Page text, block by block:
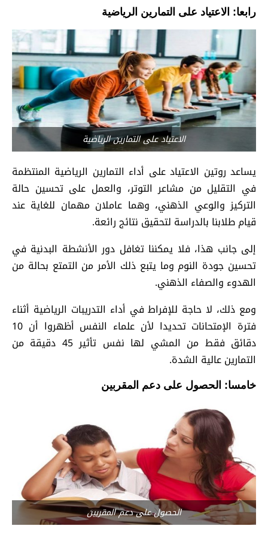
رابعا: الاعتياد على التمارين الرياضية
الاعتياد على التمارين الرياضية
يساعد روتين الاعتياد على أداء التمارين الرياضية المنتظمة
في التقليل من مشاعر التوتر، والعمل على تحسين حالة
التركيز والوعي الذهني، وهما عاملان مهمان للغاية عند
قيام طلابنا بالدراسة لتحقيق نتائج رائعة.
إلى جانب هذا، فلا يمكننا تغافل دور الأنشطة البدنية في
تحسين جودة النوم وما يتبع ذلك الأمر من التمتع بحالة من
الهدوء والصفاء الذهني.
ومع ذلك، لا حاجة للإفراط في أداء التدريبات الرياضية أثناء
فترة الإمتحانات تحديدا لأن علماء النفس أظهروا أن 10
دقائق فقط من المشي لها نفس تأثير 45 دقيقة من
التمارين عالية الشدة.
خامسا: الحصول على دعم المقربين
الحصول على دعم المقربين